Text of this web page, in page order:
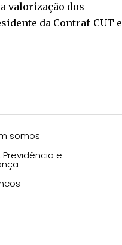
valorização dos
da Contraf-CUT e
somos
Previdência e